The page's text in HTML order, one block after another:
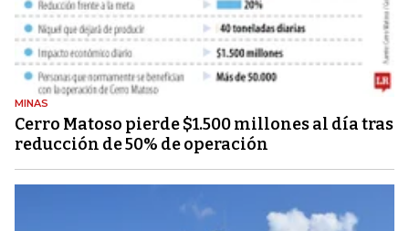
MINAS
Cerro Matoso pierde $1.500 millones al día tras
reducción de 50% de operación